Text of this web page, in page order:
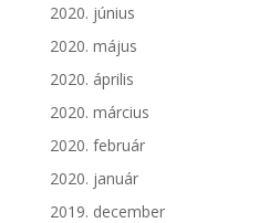
2020. június
2020. május
2020. április
2020. március
2020. február
2020. január
2019. december